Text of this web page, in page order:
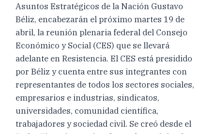
Asuntos Estratégicos de la Nación Gustavo
Béliz, encabezarán el próximo martes 19 de
abril, la reunión plenaria federal del Consejo
Económico y Social (CES) que se llevará
adelante en Resistencia. El CES está presidido
por Béliz y cuenta entre sus integrantes con
representantes de todos los sectores sociales,
empresarios e industrias, sindicatos,
universidades, comunidad científica,
trabajadores y sociedad civil. Se creó desde el